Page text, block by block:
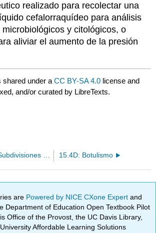
realizado para recolectar una
cefalorraquídeo para análisis
microbiológicos y citológicos, o
aliviar el aumento de la presión
shared under aCC BY-SA 4.0 license and
and/or curated by LibreTexts.
15.4D: Botulismo
are Powered by NICE CXone Expertand
Department of Education Open Textbook Pilot
Office of the Provost, the UC Davis Library,
Affordable Learning Solutions